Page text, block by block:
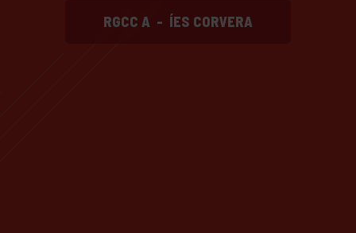
RGCC A - ÍES CORVERA